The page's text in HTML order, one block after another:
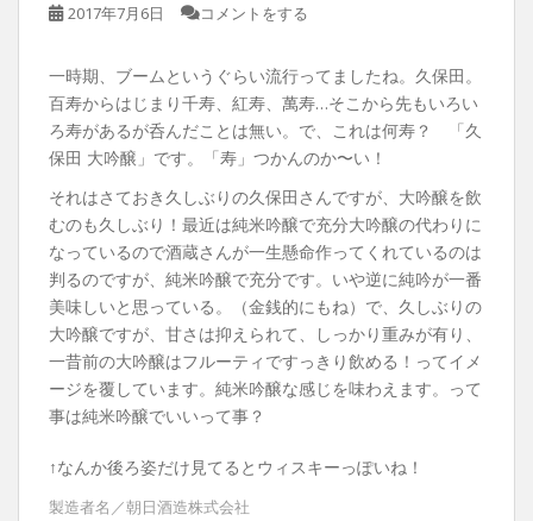
2017年7月6日 コメントをする
一時期、ブームというぐらい流行ってましたね。久保田。
百寿からはじまり千寿、紅寿、萬寿…そこから先もいろい
ろ寿があるが呑んだことは無い。で、これは何寿？ 「久
保田 大吟醸」です。「寿」つかんのか〜い！
それはさておき久しぶりの久保田さんですが、大吟醸を飲
むのも久しぶり！最近は純米吟醸で充分大吟醸の代わりに
なっているので酒蔵さんが一生懸命作ってくれているのは
判るのですが、純米吟醸で充分です。いや逆に純吟が一番
美味しいと思っている。（金銭的にもね）で、久しぶりの
大吟醸ですが、甘さは抑えられて、しっかり重みが有り、
一昔前の大吟醸はフルーティですっきり飲める！ってイメ
ージを覆しています。純米吟醸な感じを味わえます。って
事は純米吟醸でいいって事？
↑なんか後ろ姿だけ見てるとウィスキーっぽいね！
製造者名／朝日酒造株式会社